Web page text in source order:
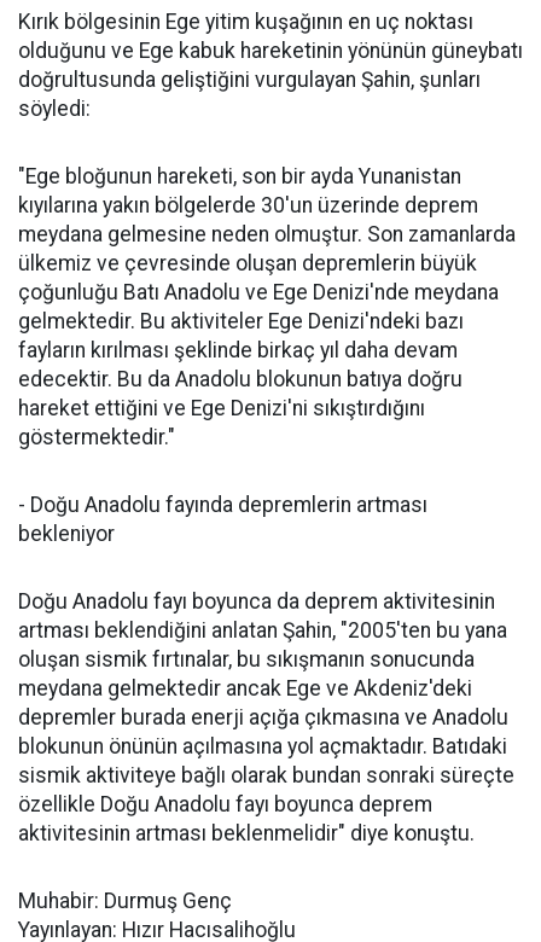
Kırık bölgesinin Ege yitim kuşağının en uç noktası
olduğunu ve Ege kabuk hareketinin yönünün güneybatı
doğrultusunda geliştiğini vurgulayan Şahin, şunları
söyledi:
"Ege bloğunun hareketi, son bir ayda Yunanistan
kıyılarına yakın bölgelerde 30'un üzerinde deprem
meydana gelmesine neden olmuştur. Son zamanlarda
ülkemiz ve çevresinde oluşan depremlerin büyük
çoğunluğu Batı Anadolu ve Ege Denizi'nde meydana
gelmektedir. Bu aktiviteler Ege Denizi'ndeki bazı
fayların kırılması şeklinde birkaç yıl daha devam
edecektir. Bu da Anadolu blokunun batıya doğru
hareket ettiğini ve Ege Denizi'ni sıkıştırdığını
göstermektedir."
- Doğu Anadolu fayında depremlerin artması
bekleniyor
Doğu Anadolu fayı boyunca da deprem aktivitesinin
artması beklendiğini anlatan Şahin, "2005'ten bu yana
oluşan sismik fırtınalar, bu sıkışmanın sonucunda
meydana gelmektedir ancak Ege ve Akdeniz'deki
depremler burada enerji açığa çıkmasına ve Anadolu
blokunun önünün açılmasına yol açmaktadır. Batıdaki
sismik aktiviteye bağlı olarak bundan sonraki süreçte
özellikle Doğu Anadolu fayı boyunca deprem
aktivitesinin artması beklenmelidir" diye konuştu.
Muhabir: Durmuş Genç
Yayınlayan: Hızır Hacısalihoğlu